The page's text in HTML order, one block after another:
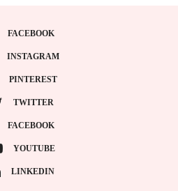
FACEBOOK
INSTAGRAM
PINTEREST
TWITTER
FACEBOOK
YOUTUBE
LINKEDIN